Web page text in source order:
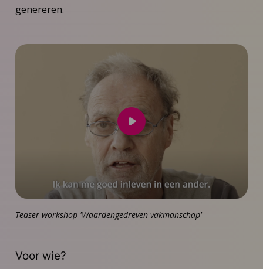
genereren.
Speel
video
af
Teaser workshop 'Waardengedreven vakmanschap'
Voor wie?